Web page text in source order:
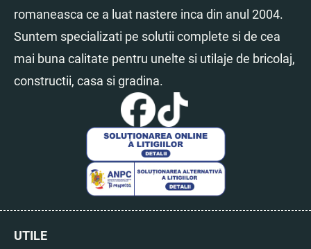
romaneasca ce a luat nastere inca din anul 2004.
Suntem specializati pe solutii complete si de cea
mai buna calitate pentru unelte si utilaje de bricolaj,
constructii, casa si gradina.
UTILE